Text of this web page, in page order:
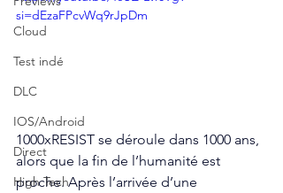
Cloud
Test indé
DLC
IOS/Android
Direct
High Tech
si=dEzaFPcvWq9rJpDm
1000xRESIST se déroule dans 1000 ans,
alors que la fin de l’humanité est
proche. Après l’arrivée d’une